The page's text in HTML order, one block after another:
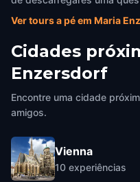
Ver tours a pé em Maria
Cidades
Enzersdorf
Encontre uma cidade
amigos.
Vienna
10 experiências